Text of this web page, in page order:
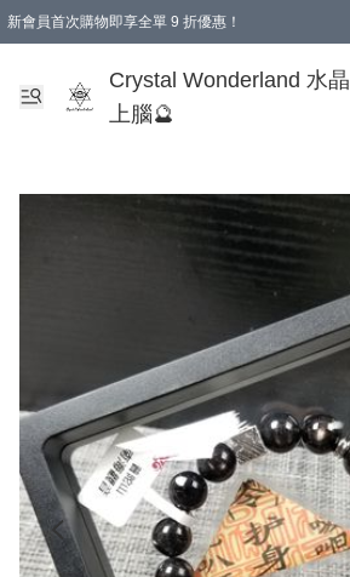
新會員首次購物即享全單 9 折優惠！
Crystal Wonderland 水晶
上腦🔮